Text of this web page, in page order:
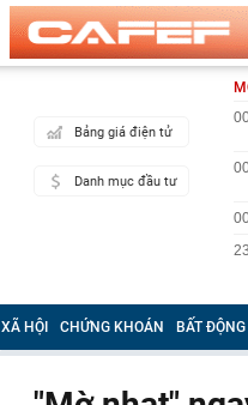
Bảng giá điện tử
Danh mục đầu tư
XÃ HỘI CHỨNG KHOÁN BẤT ĐỘNG